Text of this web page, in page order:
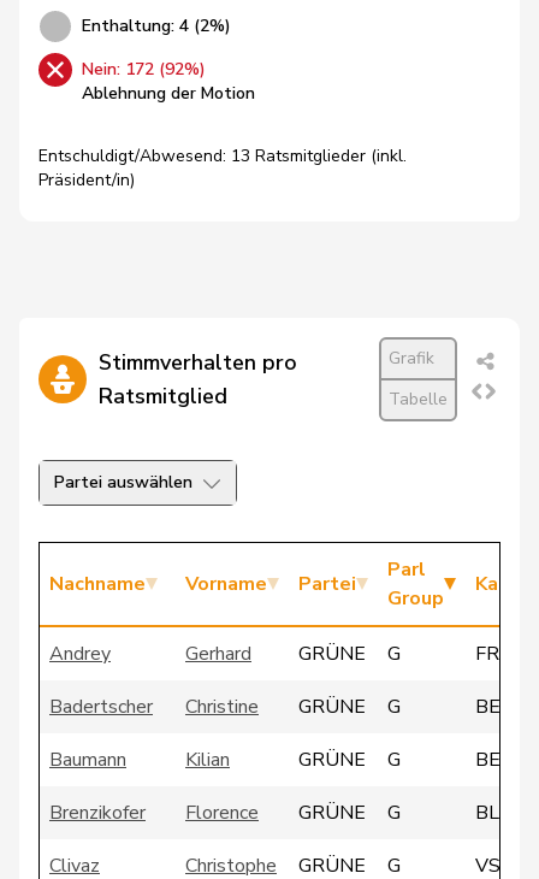
Enthaltung: 4 (2%)
Nein: 172 (92%)
Ablehnung der Motion
Entschuldigt/Abwesend: 13 Ratsmitglieder (inkl.
Präsident/in)
Stimmverhalten pro
Ratsmitglied
Grafik
Tabelle
Partei auswählen
Nachname Vorname Partei
Parl
Group
Andrey Gerhard GRÜNE G
FR
Badertscher
Christine GRÜNE G
BE
Baumann
Kilian GRÜNE G
BE
Brenzikofer
Florence GRÜNE G
BL
Clivaz
Christophe GRÜNE G
VS